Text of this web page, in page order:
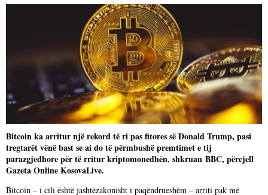
Bitcoin ka arritur një rekord të ri pas fitores së Donald Trump, pasi
tregtarët vënë bast se ai do të përmbushë premtimet e tij
parazgjedhore për të rritur kriptomonedhën, shkruan BBC, përcjell
Gazeta Online KosovaLive.
Bitcoin – i cili është jashtëzakonisht i paqëndrueshëm – arriti pak më